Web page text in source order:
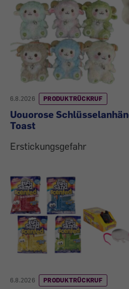
6.8.2026 PRODUKTRÜCKRUF
Uouorose
Toast
Erstickungsgefahr
6.8.2026 PRODUKTRÜCKRUF